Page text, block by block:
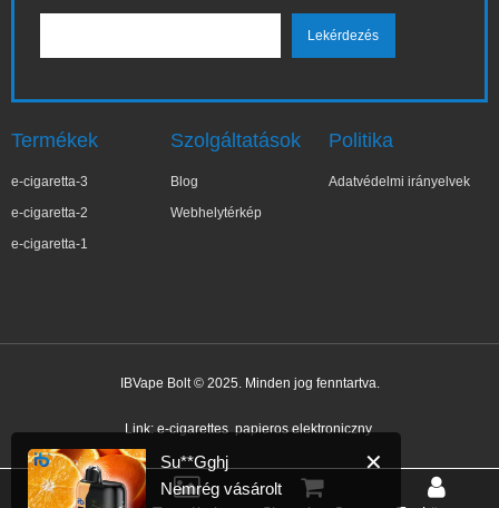
Termékek
e-cigaretta-3
e-cigaretta-2
e-cigaretta-1
Szolgáltatások
Blog
Webhelytérkép
Politika
Adatvédelmi irányelvek
IBVape Bolt © 2025. Minden jog fenntartva.
Link: e-cigarettes papieros elektroniczny
✕
Su**Gghj